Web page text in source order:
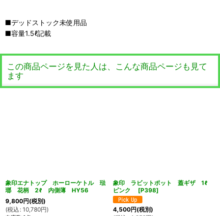
■デッドストック未使用品
■容量1.5ℓ記載
この商品ページを見た人は、こんな商品ページも見て
ます
象印エナトップ ホーローケトル 琺
瑯 花柄 2ℓ 内側薄 HY56
9,800円(税別)
(税込 : 10,780円)
象印 ラビットポット 蓋ギザ 1ℓ
ピンク
[P398]
4,500円(税別)